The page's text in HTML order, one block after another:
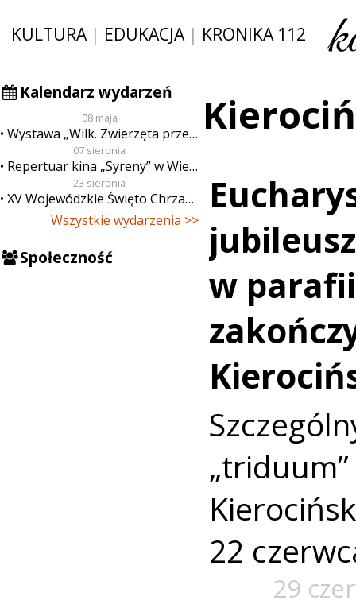
KULTURA| EDUKACJA| KRONIKA 112
Kalendarz wydarzeń
08 maja
Wystawa „Wilk. Zwierzęta przeklęte”
07 sierpnia
Repertuar kina „Syreny” w Wieluniu w dn. od 7 do 13 sierpnia
23 sierpnia
XV Wojewódzkie Święto Chrzanu
Wszystkie wydarzenia >>
Społeczność
w
22
29